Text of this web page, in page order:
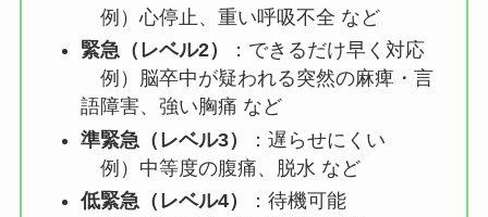
例）心停止、重い呼吸不全 など
緊急（レベル2）
：できるだけ早く対応
例）脳卒中が疑われる突然の麻痺・言
語障害、強い胸痛 など
準緊急（レベル3）
：遅らせにくい
例）中等度の腹痛、脱水 など
低緊急（レベル4）
：待機可能